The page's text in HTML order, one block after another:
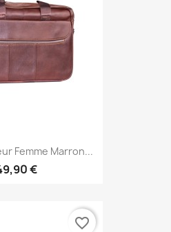
Femme Marron...
€
favorite_border